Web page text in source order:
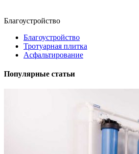
Благоустройство
Благоустройство
Тротуарная плитка
Асфальтирование
Популярные статьи